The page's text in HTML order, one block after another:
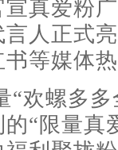
真爱粉
人正式
等媒体
“欢螺多
“限量真